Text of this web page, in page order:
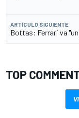
ARTÍCULO SIGUIENTE
Bottas: Ferrari va
TOP